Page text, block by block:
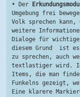
• Der
Umgebung frei
Volk sprechen kann,
weitere
Dialoge für wichtige
diesem Grund  ist es
zu sprechen, auch
textlastiger wird.
Items, die man
Funkelns gezeigt,
Eine klarere